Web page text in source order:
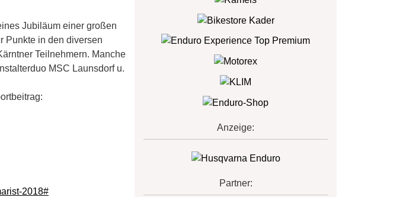
Jubiläum einer großen
Punkte in den diversen
Teilnehmern. Manche
MSC Launsdorf u.
2018#
Anzeige:
Partner: